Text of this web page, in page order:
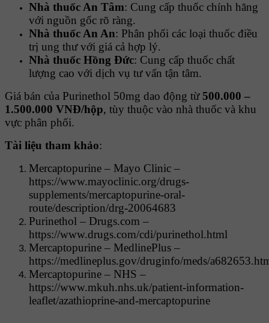
Nhà thuốc An Tâm: Cung cấp thuốc chính hãng
với nguồn gốc rõ ràng.
Nhà thuốc An An: Phân phối các loại thuốc điều
trị ung thư với giá cả hợp lý.
Nhà thuốc Hồng Đức: Cung cấp thuốc chất
lượng cao với dịch vụ tư vấn tận tâm.
Giá bán của Purinethol 50mg dao động từ 500.000 –
1.500.000 VNĐ/hộp, tùy thuộc vào nhà thuốc và khu
vực phân phối.
Tài liệu tham khảo:
Mercaptopurine – Mayo Clinic –
https://www.mayoclinic.org/drugs-
supplements/mercaptopurine-oral-
route/description/drg-20064683
Purinethol – Drugs.com –
https://www.drugs.com/cdi/purinethol.html
Mercaptopurine – MedlinePlus –
https://medlineplus.gov/druginfo/meds/
Mercaptopurine – NHS –
https://www.mkuh.nhs.uk/patient-information-
leaflet/azathioprine-and-mercaptopurine